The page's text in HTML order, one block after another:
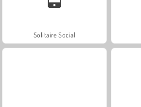
Solitaire Social